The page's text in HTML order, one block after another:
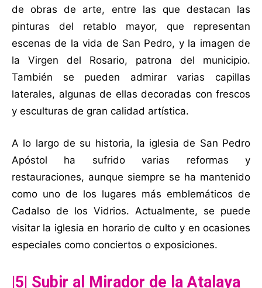
de obras de arte, entre las que destacan las
pinturas del retablo mayor, que representan
escenas de la vida de San Pedro, y la imagen de
la Virgen del Rosario, patrona del municipio.
También se pueden admirar varias capillas
laterales, algunas de ellas decoradas con frescos
y esculturas de gran calidad artística.
A lo largo de su historia, la iglesia de San Pedro
Apóstol ha sufrido varias reformas y
restauraciones, aunque siempre se ha mantenido
como uno de los lugares más emblemáticos de
Cadalso de los Vidrios. Actualmente, se puede
visitar la iglesia en horario de culto y en ocasiones
especiales como conciertos o exposiciones.
|5| Subir al Mirador de la Atalaya